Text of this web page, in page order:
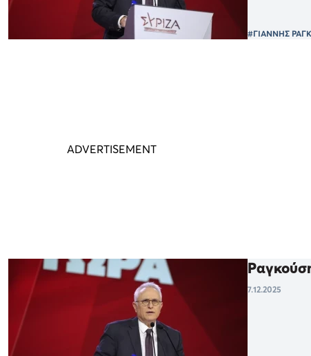
#ΓΙΑΝΝΗΣ
7.12.2025